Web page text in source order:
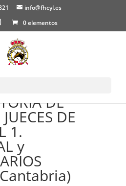
info@fhcyl.es
0 elementos
DE
DE
1.
y